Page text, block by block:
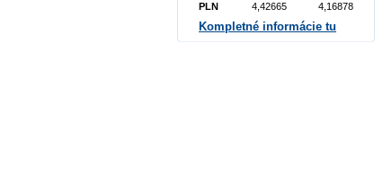
PLN
4,42665 4,16878
Kompletné informácie tu